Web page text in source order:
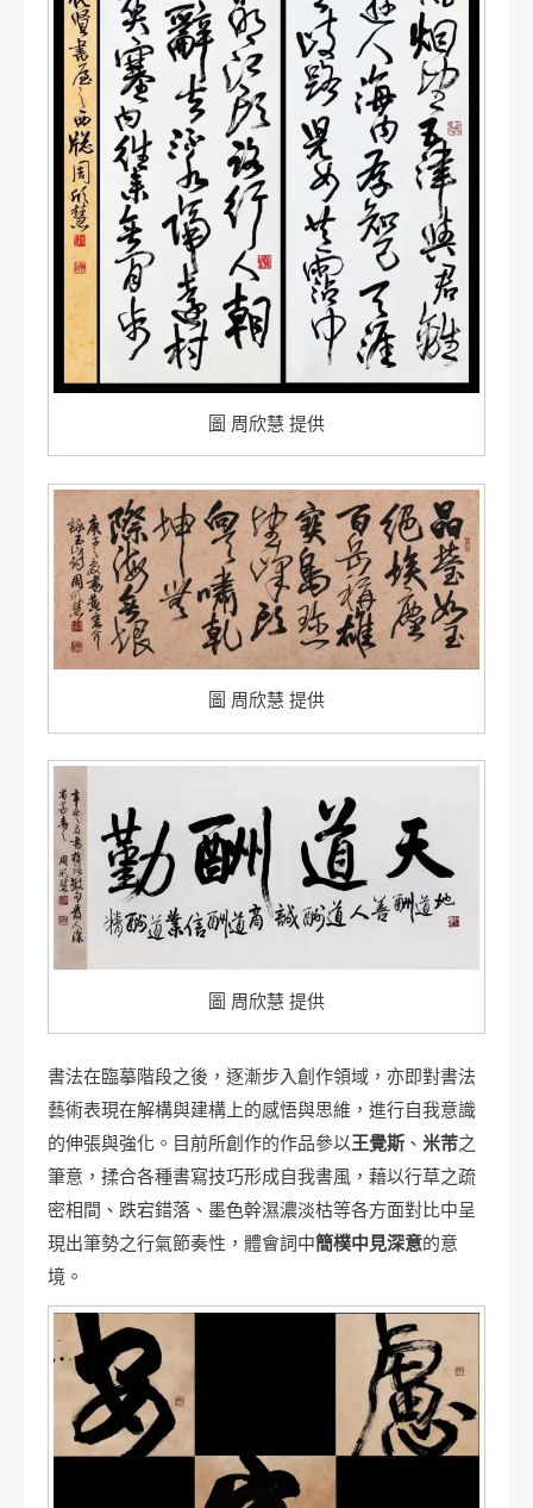
圖 周欣慧 提供
圖 周欣慧 提供
圖 周欣慧 提供
書法在臨摹階段之後，逐漸步入創作領域，亦即對書法
藝術表現在解構與建構上的感悟與思維，進行自我意識
的伸張與強化。目前所創作的作品參以王覺斯 、 米芾之
筆意，揉合各種書寫技巧形成自我書風，藉以行草之疏
密相間、跌宕錯落、墨色幹濕濃淡枯等各方面對比中呈
現出筆勢之行氣節奏性，體會詞中簡樸中見深意的意
境。